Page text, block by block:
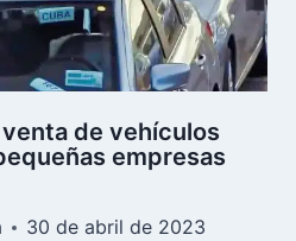
venta de vehículos
empresas
30 de abril de 2023